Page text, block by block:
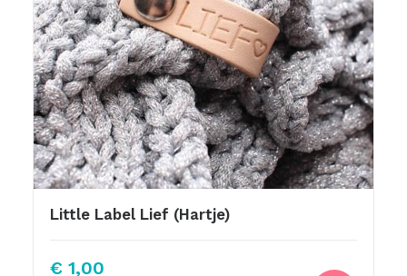
Little Label Lief (Hartje)
€ 1,00